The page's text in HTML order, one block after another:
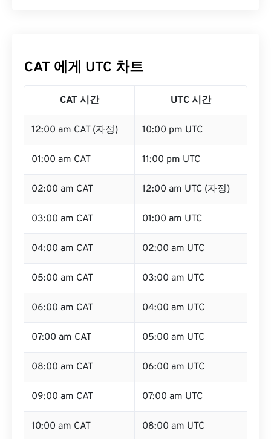
CAT 에게 UTC 차트
CAT 시간 UTC 시간
12:00 am CAT (자정) 10:00 pm UTC
01:00 am CAT 11:00 pm UTC
02:00 am CAT 12:00 am UTC (자정)
03:00 am CAT 01:00 am UTC
04:00 am CAT 02:00 am UTC
05:00 am CAT 03:00 am UTC
06:00 am CAT 04:00 am UTC
07:00 am CAT 05:00 am UTC
08:00 am CAT 06:00 am UTC
09:00 am CAT 07:00 am UTC
10:00 am CAT 08:00 am UTC